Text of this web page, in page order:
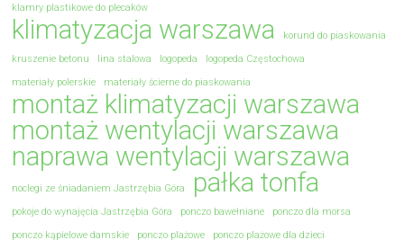
klamry plastikowe do plecaków
klimatyzacja warszawa
korund do piaskowania
kruszenie betonu
lina stalowa logopeda
logopeda Częstochowa
materiały polerskie
materiały ścierne do piaskowania
montaż klimatyzacji warszawa
montaż wentylacji warszawa
naprawa wentylacji warszawa
noclegi ze śniadaniem Jastrzębia Góra pałka tonfa
pokoje do wynajęcia Jastrzębia Góra ponczo bawełniane
ponczo dla morsa
ponczo kąpielowe damskie
ponczo plażowe
ponczo plażowe dla dzieci